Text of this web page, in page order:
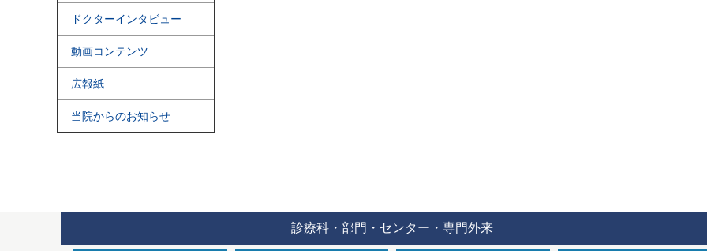
ドクターインタビュー
動画コンテンツ
広報紙
当院からのお知らせ
診療科・部門・センター・専門外来